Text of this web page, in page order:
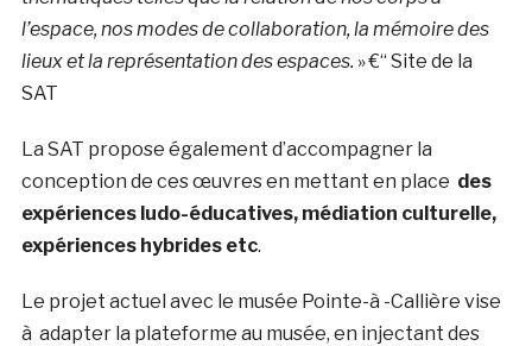
l’espace, nos modes de collaboration, la mémoire des
lieux et la représentation des espaces. » €“ Site de la
SAT
La SAT propose également d’accompagner la
conception de ces œuvres en mettant en place des
expériences ludo-éducatives, médiation culturelle,
expériences hybrides etc.
Le projet actuel avec le musée Pointe-à -Callière vise
à adapter la plateforme au musée, en injectant des